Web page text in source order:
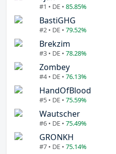
#1 • DE • 85.85%
BastiGHG
#2 • DE • 79.52%
Brekzim
#3 • DE • 78.28%
Zombey
#4 • DE • 76.13%
HandOfBlood
#5 • DE • 75.59%
Wautscher
#6 • DE • 75.49%
GRONKH
#7 • DE • 75.14%